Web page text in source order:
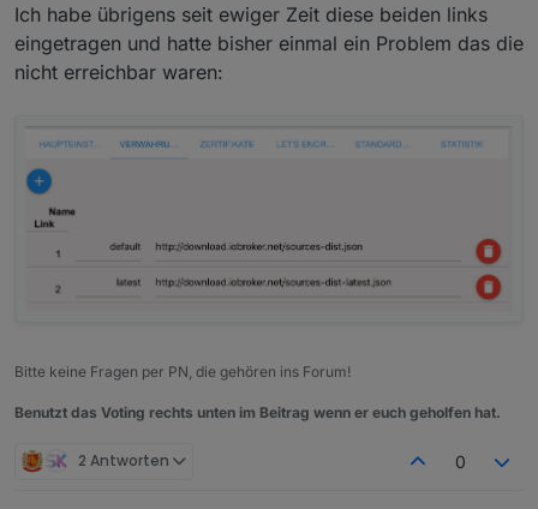
Ich habe übrigens seit ewiger Zeit diese beiden links
eingetragen und hatte bisher einmal ein Problem das die
nicht erreichbar waren:
Bitte keine Fragen per PN, die gehören ins Forum!
Benutzt das Voting rechts unten im Beitrag wenn er euch geholfen hat.
2 Antworten 0